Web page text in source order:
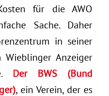
für die AWO
Sache. Daher
in seiner
Wieblinger Anzeiger
Der BWS (Bund
, ein Verein, der es